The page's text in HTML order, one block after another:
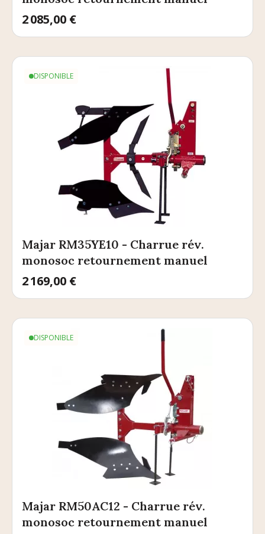
Prix
2 085,00 €
DISPONIBLE
Majar RM35YE10 - Charrue rév.
monosoc retournement manuel
Prix
2 169,00 €
DISPONIBLE
Majar RM50AC12 - Charrue rév.
monosoc retournement manuel